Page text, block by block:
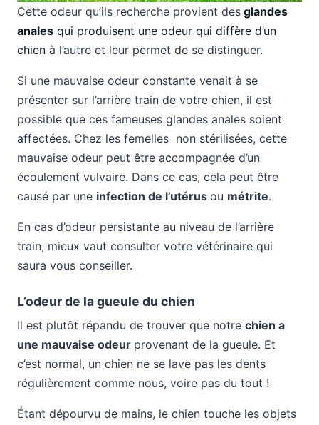
Cette odeur qu’ils recherche provient des glandes
anales qui produisent une odeur qui diffère d’un
chien à l’autre et leur permet de se distinguer.
Si une mauvaise odeur constante venait à se
présenter sur l’arrière train de votre chien, il est
possible que ces fameuses glandes anales soient
affectées. Chez les femelles non stérilisées, cette
mauvaise odeur peut être accompagnée d’un
écoulement vulvaire. Dans ce cas, cela peut être
causé par une infection de l’utérus ou métrite.
En cas d’odeur persistante au niveau de l’arrière
train, mieux vaut consulter votre vétérinaire qui
saura vous conseiller.
L’odeur de la gueule du chien
Il est plutôt répandu de trouver que notre chien a
une mauvaise odeur provenant de la gueule. Et
c’est normal, un chien ne se lave pas les dents
régulièrement comme nous, voire pas du tout !
Étant dépourvu de mains, le chien touche les objets